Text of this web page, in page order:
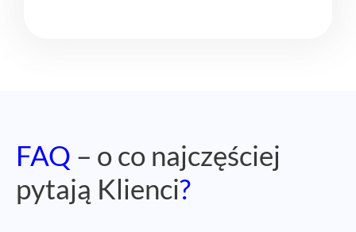
FAQ – o co najczęściej
pytają Klienci?